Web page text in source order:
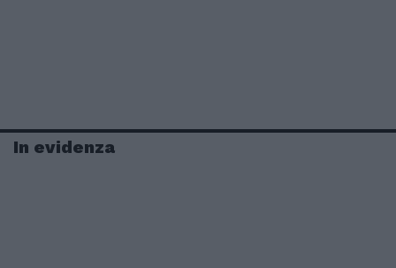
In evidenza